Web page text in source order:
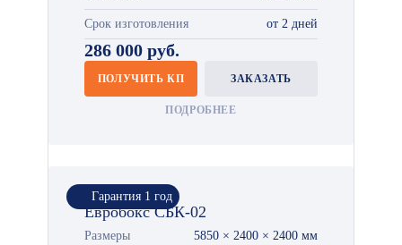
Срок изготовления от 2 дней
286 000 руб.
ПОЛУЧИТЬ КП ЗАКАЗАТЬ
ПОДРОБНЕЕ
Гарантия 1 год
Евробокс СБК-02
Размеры 5850 × 2400 × 2400 мм